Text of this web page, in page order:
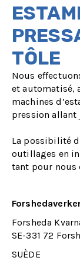
TÔLE
Nous
et automatisé,
machines
pression allant
La possibilité
outillages en
tant pour nous
Forsheda
SE-331 72
SUÈDE